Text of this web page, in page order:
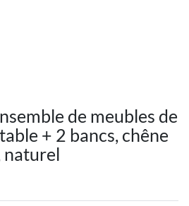
de meubles de
+ 2 bancs, chêne
naturel